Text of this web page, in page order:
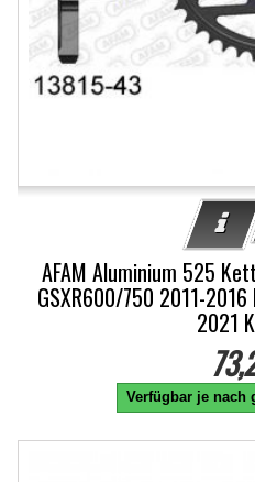
AFAM Aluminium 525
GSXR600/750 2011-
2021
Verfügbar je nach